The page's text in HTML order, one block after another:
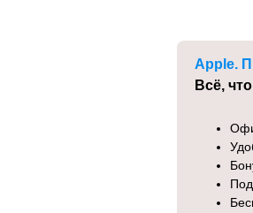
Apple.
Всё,